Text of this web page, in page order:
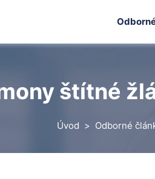
štítné
Úvod Odborné